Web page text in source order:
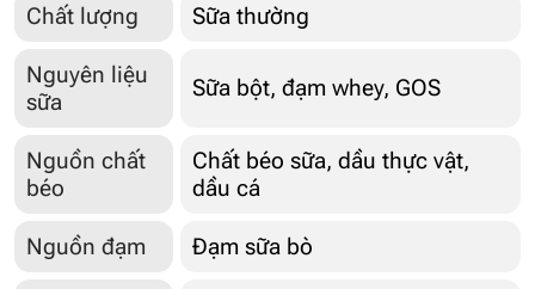
Chất lượng Sữa thường
Nguyên liệu
sữa
Sữa bột, đạm whey, GOS
Nguồn chất
béo
Chất béo sữa, dầu thực vật,
dầu cá
Nguồn đạm Đạm sữa bò